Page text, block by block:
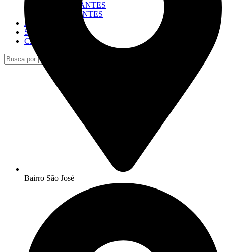
FERTILIZANTES
SANITIZANTES
ADJUVANTES
SANITIZANTES
CASA & JARDIM
Bairro São José